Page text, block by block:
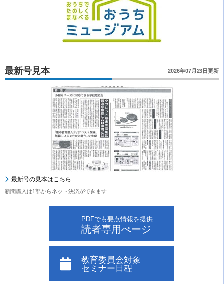
最新号見本 2026年07月23日更新
最新号の見本はこちら
新聞購入は1部からネット決済ができます
PDFでも要点情報を提供
読者専用ぺージ
教育委員会対象
セミナー日程